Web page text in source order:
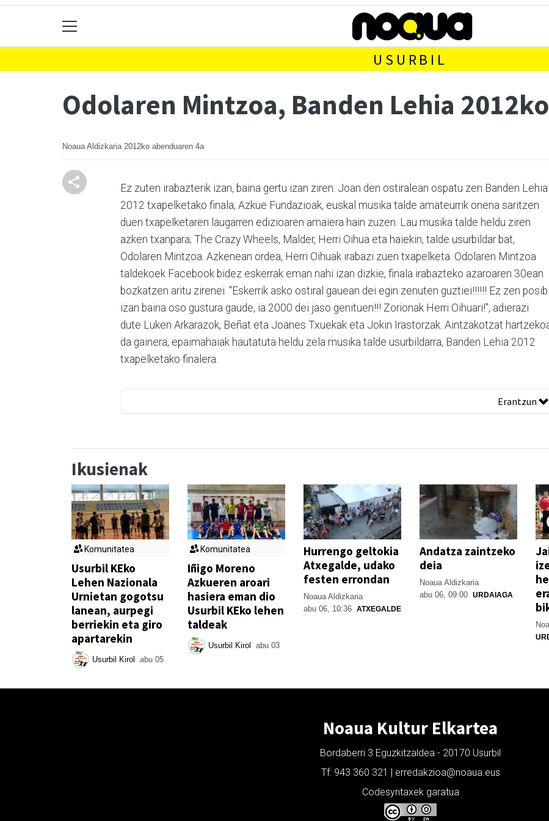
USURBIL
Odolaren Mintzoa, Banden Lehia
Noaua Aldizkaria 2012ko abenduaren 4a
Ez zuten irabazterik izan, baina gertu izan ziren. Joan den ostiralean ospatu zen Banden Lehia
2012 txapelketako finala, Azkue Fundazioak, euskal musika talde amateurrik onena saritzen
duen txapelketaren laugarren edizioaren amaiera hain zuzen. Lau musika talde heldu ziren
azken txanpara; The Crazy Wheels, Malder, Herri Oihua eta haiekin, talde usurbildar bat,
Odolaren Mintzoa. Azkenean ordea, Herri Oihuak irabazi zuen txapelketa. Odolaren Mintzoa
taldekoek Facebook bidez eskerrak eman nahi izan dizkie, finala irabazteko azaroaren 30ean
bozkatzen aritu zirenei. "Eskerrik asko ostiral gauean dei egin zenuten guztiei!!!!!! Ez zen
izan baina oso gustura gaude, ia 2000 dei jaso genituen!!! Zorionak Herri Oihuari!", adierazi
dute Luken Arkarazok, Beñat eta Joanes Txuekak eta Jokin Irastorzak. Aintzakotzat
da gainera, epaimahaiak hautatuta heldu zela musika talde usurbildarra, Banden Lehia 2012
txapelketako finalera.
Erantzun
Ikusienak
Komunitatea
Usurbil KEko
Lehen Nazionala
Urnietan gogotsu
lanean, aurpegi
berriekin eta giro
apartarekin
Usurbil Kirol abu 05
Komunitatea
Iñigo Moreno
Azkueren aroari
hasiera eman dio
Usurbil KEko lehen
taldeak
Usurbil Kirol abu 03
Hurrengo geltokia
Atxegalde, udako
festen errondan
Noaua Aldizkaria
abu 06, 10:36 ATXEGALDE
Andatza zaintzeko
deia
Noaua Aldizkaria
abu 06, 09:00 URDAIAGA
Noaua Kultur Elkartea
Bordaberri 3 Eguzkitzaldea - 20170 Usurbil
Tf: 943 360 321 | erredakzioa@noaua.eus
Codesyntaxek garatua